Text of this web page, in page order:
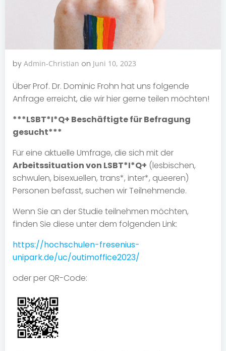
by Admin-Christian on Juni 10, 2023
Über Prof. Dr. Dominic Frohn hat uns folgende
Anfrage erreicht, die wir hier gerne teilen möchten!
***LSBT*I*Q+ Beschäftigte für Befragung
gesucht***
Für eine aktuelle Umfrage, die sich mit der
Arbeitssituation von LSBT*I*Q+ (lesbischen,
schwulen, bisexuellen, trans*, inter*, queeren)
Personen befasst, suchen wir Teilnehmende.
Wenn Sie an der Studie teilnehmen möchten,
finden Sie diese unter dem folgenden Link:
https://hochschulen-fresenius-
unipark.de/uc/outimoffice2023/
oder per QR-Code: